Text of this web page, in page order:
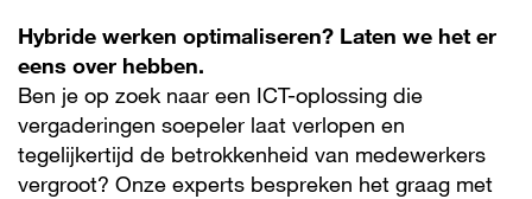
Hybride werken optimaliseren? Laten we het er
eens over hebben.
Ben je op zoek naar een ICT-oplossing die
vergaderingen soepeler laat verlopen en
tegelijkertijd de betrokkenheid van medewerkers
vergroot? Onze experts bespreken het graag met